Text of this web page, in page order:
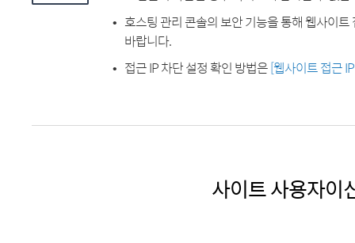
호스팅 관리 콘솔의 보안 기능을 통해 웹사이
바랍니다.
접근 IP 차단 설정 확인 방법은[웹사이트 접근
사이트 사용자이